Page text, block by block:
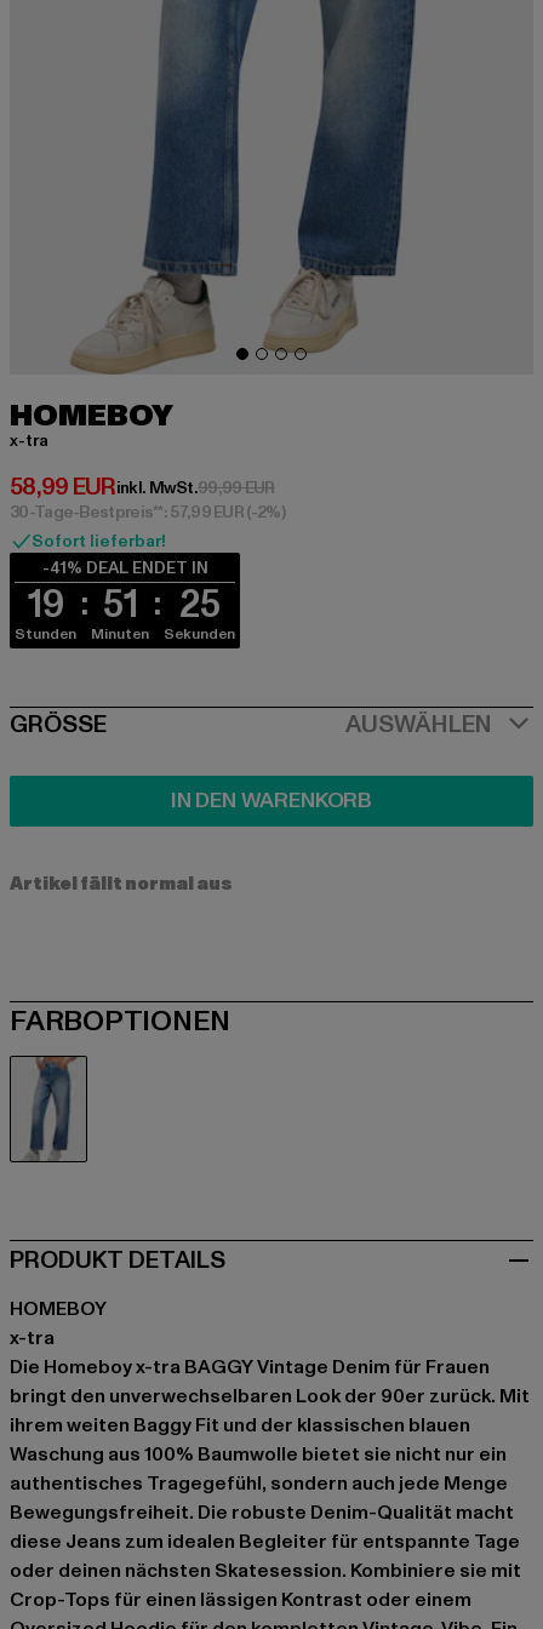
HOMEBOY
x-tra
58,99 EUR
Derzeitiger Preis: 58,99 EUR
inkl. MwSt.99,99 EURAktionspreis: 99,99 EUR
30-Tage-Bestpreis**: 57,99 EUR(-2%)
Sofort lieferbar!
-41% DEAL ENDET IN
19
Stunden
51
Minuten
25
Sekunden
SIZE
GRÖSSE AUSWÄHLEN
IN DEN WARENKORB
Artikel fällt normal aus
FARBOPTIONEN
PRODUKT DETAILS
HOMEBOY
x-tra
Die Homeboy x-tra BAGGY Vintage Denim für Frauen
bringt den unverwechselbaren Look der 90er zurück. Mit
ihrem weiten Baggy Fit und der klassischen blauen
Waschung aus 100% Baumwolle bietet sie nicht nur ein
authentisches Tragegefühl, sondern auch jede Menge
Bewegungsfreiheit. Die robuste Denim-Qualität macht
diese Jeans zum idealen Begleiter für entspannte Tage
oder deinen nächsten Skatesession. Kombiniere sie mit
Crop-Tops für einen lässigen Kontrast oder einem